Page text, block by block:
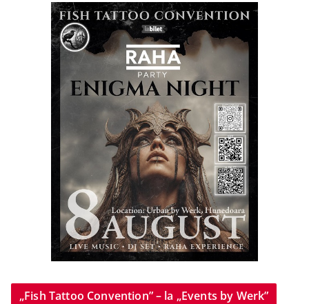
„Fish Tattoo Convention” – la „Events by Werk”